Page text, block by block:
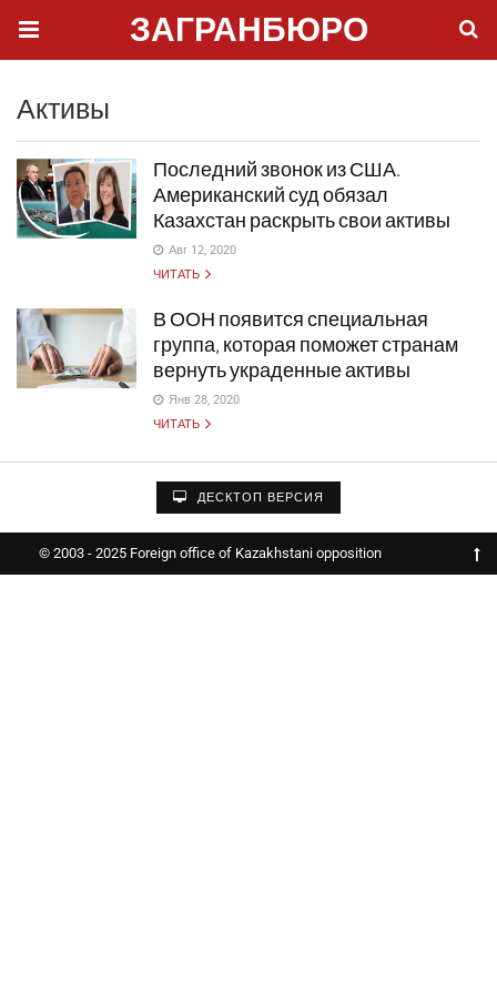
ЗАГРАНБЮРО
Активы
Последний звонок из США.
Американский суд обязал
Казахстан раскрыть свои активы
Авг 12, 2020
ЧИТАТЬ
В ООН появится специальная
группа, которая поможет странам
вернуть украденные активы
Янв 28, 2020
ЧИТАТЬ
ДЕСКТОП ВЕРСИЯ
© 2003 - 2025 Foreign office of Kazakhstani opposition